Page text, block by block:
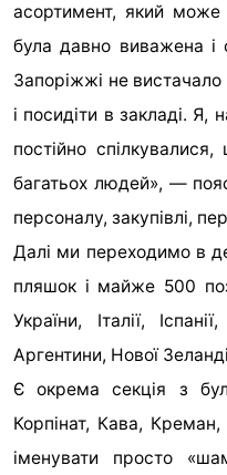
асортимент, який може
була давно виважена і
Запоріжжі не
і посидіти в закладі.
постійно
багатьох людей», —
персоналу, закупівлі,
Далі ми переходимо в
пляшок і майже 500
України, Італії,
Аргентини, Нової
Є окрема секція з
Корпінат, Кава, Креман,
іменувати просто